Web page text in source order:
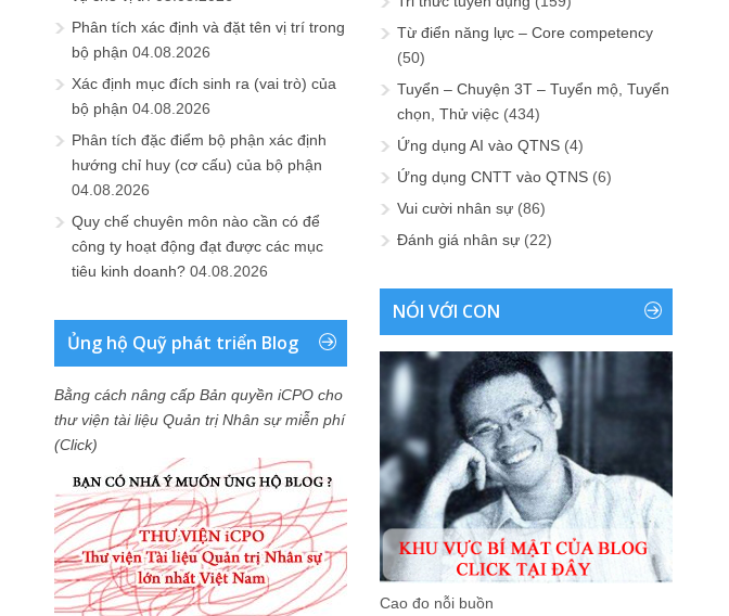
Phân tích xác định và đặt tên vị trí trong
bộ phận 04.08.2026
Xác định mục đích sinh ra (vai trò) của
bộ phận 04.08.2026
Phân tích đặc điểm bộ phận xác định
hướng chỉ huy (cơ cấu) của bộ phận
04.08.2026
Quy chế chuyên môn nào cần có để
công ty hoạt động đạt được các mục
tiêu kinh doanh? 04.08.2026
Ủng hộ Quỹ phát triển Blog
Bằng cách nâng cấp Bản quyền iCPO cho
thư viện tài liệu Quản trị Nhân sự miễn phí
(Click)
Từ điển năng lực – Core competency
(50)
Tuyển – Chuyện 3T – Tuyển mộ, Tuyển
chọn, Thử việc (434)
Ứng dụng AI vào QTNS (4)
Ứng dụng CNTT vào QTNS (6)
Vui cười nhân sự (86)
Đánh giá nhân sự (22)
NÓI VỚI CON
Cao đo nỗi buồn